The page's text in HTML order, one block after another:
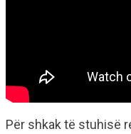
Për shkak të stuhisë